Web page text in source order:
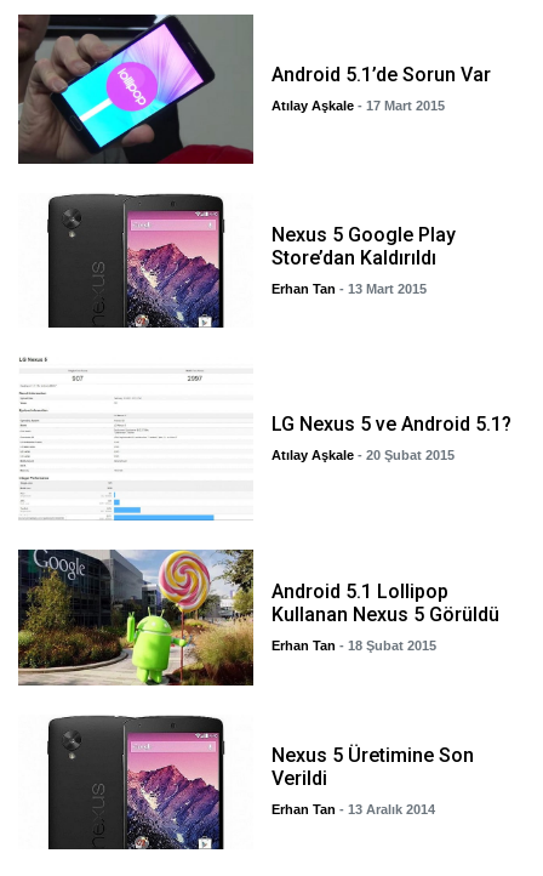
Android 5.1’de Sorun Var
Atılay Aşkale - 17 Mart 2015
Nexus 5 Google Play
Store’dan Kaldırıldı
Erhan Tan - 13 Mart 2015
LG Nexus 5 ve Android 5.1?
Atılay Aşkale - 20 Şubat 2015
Android 5.1 Lollipop
Kullanan Nexus 5 Görüldü
Erhan Tan - 18 Şubat 2015
Nexus 5 Üretimine Son
Verildi
Erhan Tan - 13 Aralık 2014